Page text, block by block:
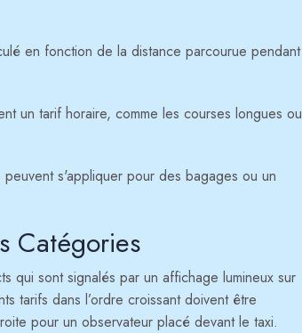
en fonction de la distance parcourue pendant
un tarif horaire, comme les courses longues ou
peuvent s'appliquer pour des bagages ou un
Catégories
qui sont signalés par un affichage lumineux sur
tarifs dans l’ordre croissant doivent être
pour un observateur placé devant le taxi.